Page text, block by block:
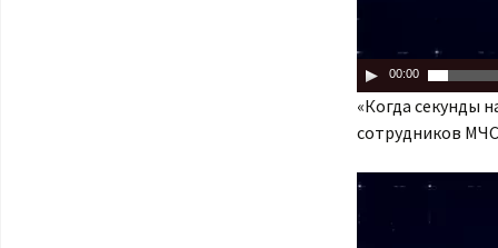
00:00
«Когда секунды
сотрудников